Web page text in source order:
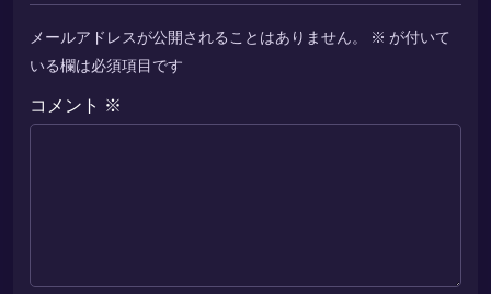
メールアドレスが公開されることはありません。 ※ が付いて
いる欄は必須項目です
コメント ※